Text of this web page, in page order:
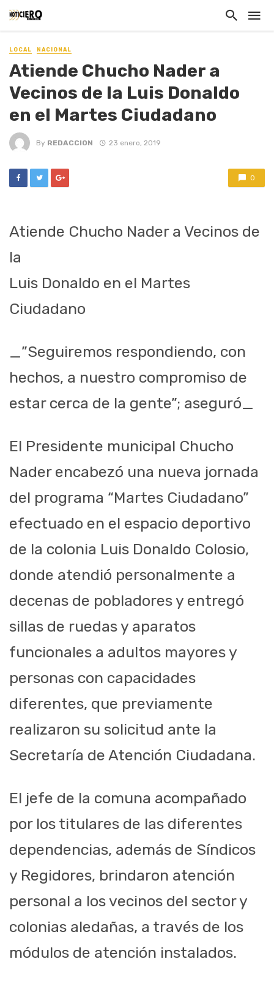
LOCAL NACIONAL
Atiende Chucho Nader a
Vecinos de la Luis Donaldo
en el Martes Ciudadano
By REDACCION 23 enero, 2019
0
Atiende Chucho Nader a Vecinos de
la
Luis Donaldo en el Martes
Ciudadano
_”Seguiremos respondiendo, con
hechos, a nuestro compromiso de
estar cerca de la gente”; aseguró_
El Presidente municipal Chucho
Nader encabezó una nueva jornada
del programa “Martes Ciudadano”
efectuado en el espacio deportivo
de la colonia Luis Donaldo Colosio,
donde atendió personalmente a
decenas de pobladores y entregó
sillas de ruedas y aparatos
funcionales a adultos mayores y
personas con capacidades
diferentes, que previamente
realizaron su solicitud ante la
Secretaría de Atención Ciudadana.
El jefe de la comuna acompañado
por los titulares de las diferentes
dependencias, además de Síndicos
y Regidores, brindaron atención
personal a los vecinos del sector y
colonias aledañas, a través de los
módulos de atención instalados.